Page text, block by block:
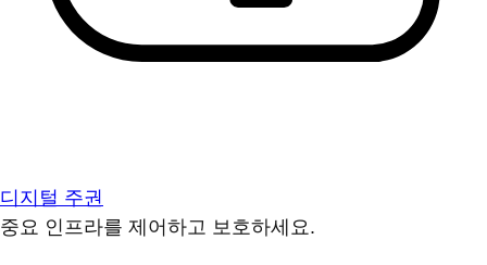
디지털 주권
중요 인프라를 제어하고 보호하세요.